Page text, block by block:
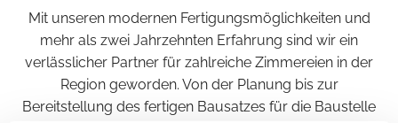
Mit unseren modernen Fertigungsmöglichkeiten und
mehr als zwei Jahrzehnten Erfahrung sind wir ein
verlässlicher Partner für zahlreiche Zimmereien in der
Region geworden. Von der Planung bis zur
Bereitstellung des fertigen Bausatzes für die Baustelle